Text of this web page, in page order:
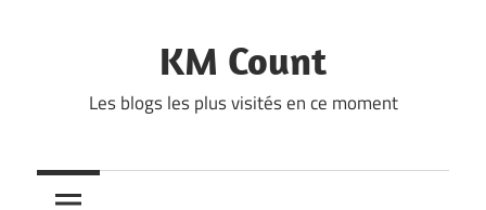
KM Count
Les blogs les plus visités en ce moment